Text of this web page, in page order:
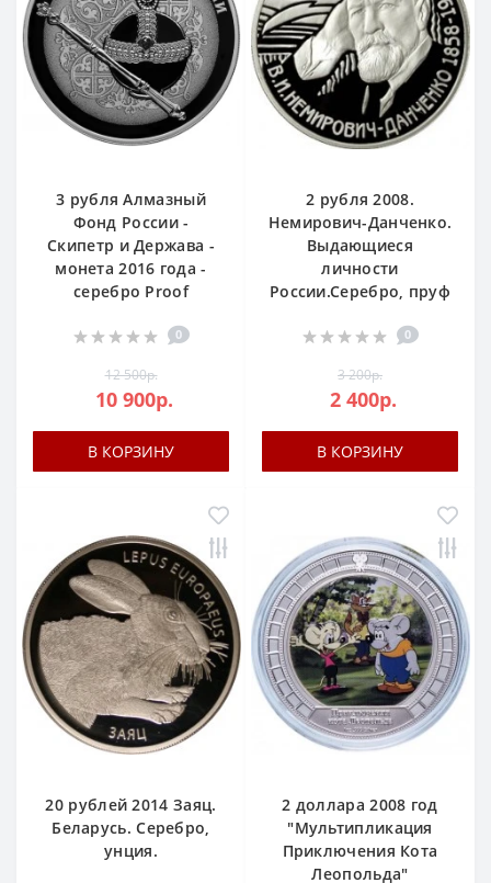
3 рубля Алмазный
Фонд России -
Скипетр и Держава -
монета 2016 года -
серебро Proof
0
12 500р.
10 900р.
В КОРЗИНУ
2 рубля 2008.
Немирович-Данченко.
Выдающиеся
личности
России.Серебро, пруф
0
3 200р.
2 400р.
В КОРЗИНУ
20 рублей 2014 Заяц.
Беларусь. Серебро,
унция.
2 доллара 2008 год
"Мультипликация
Приключения Кота
Леопольда"